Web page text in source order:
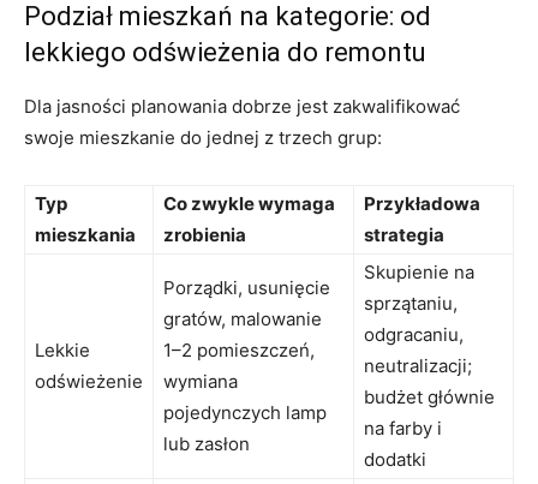
Podział mieszkań na kategorie: od
lekkiego odświeżenia do remontu
Dla jasności planowania dobrze jest zakwalifikować
swoje mieszkanie do jednej z trzech grup:
Typ
mieszkania
Co zwykle wymaga
zrobienia
Przykładowa
strategia
Lekkie
odświeżenie
Porządki, usunięcie
gratów, malowanie
1–2 pomieszczeń,
wymiana
pojedynczych lamp
lub zasłon
Skupienie na
sprzątaniu,
odgracaniu,
neutralizacji;
budżet głównie
na farby i
dodatki